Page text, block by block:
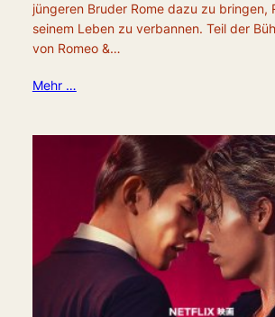
jüngeren Bruder Rome dazu zu bringen,
seinem Leben zu verbannen. Teil der
von Romeo &…
Mehr …